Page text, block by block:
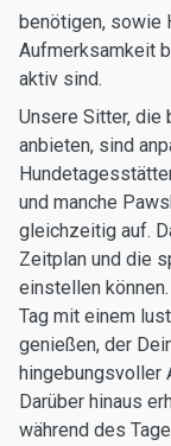
benötigen, sowie
Aufmerksamkeit
aktiv sind.
Unsere Sitter, die
anbieten, sind
und manche
gleichzeitig auf.
Zeitplan und die
einstellen
Tag mit einem
genießen, der
hingebungsvoller
Darüber hinaus
während des